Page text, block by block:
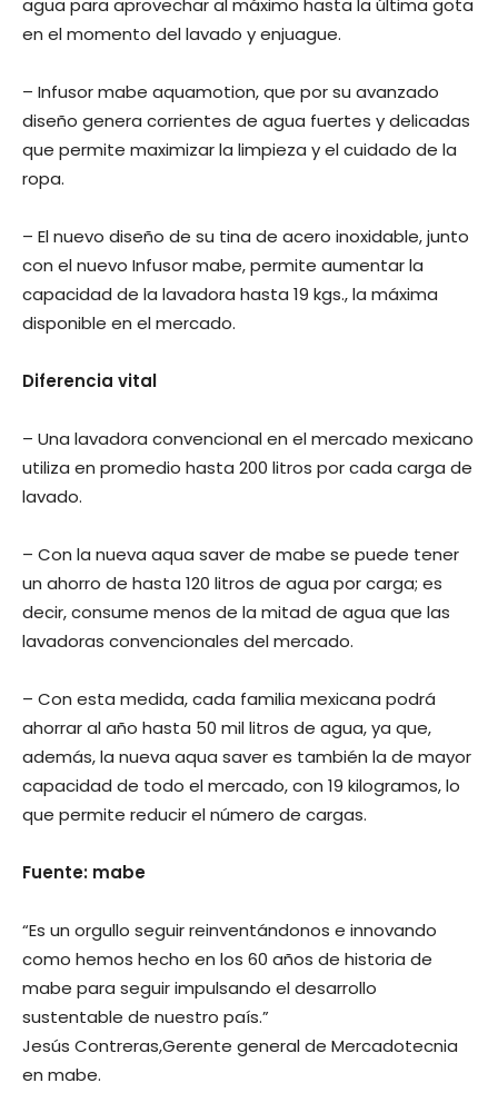
agua para aprovechar al máximo hasta la última gota
en el momento del lavado y enjuague.
– Infusor mabe aquamotion, que por su avanzado
diseño genera corrientes de agua fuertes y delicadas
que permite maximizar la limpieza y el cuidado de la
ropa.
– El nuevo diseño de su tina de acero inoxidable, junto
con el nuevo Infusor mabe, permite aumentar la
capacidad de la lavadora hasta 19 kgs., la máxima
disponible en el mercado.
Diferencia vital
– Una lavadora convencional en el mercado mexicano
utiliza en promedio hasta 200 litros por cada carga de
lavado.
– Con la nueva aqua saver de mabe se puede tener
un ahorro de hasta 120 litros de agua por carga; es
decir, consume menos de la mitad de agua que las
lavadoras convencionales del mercado.
– Con esta medida, cada familia mexicana podrá
ahorrar al año hasta 50 mil litros de agua, ya que,
además, la nueva aqua saver es también la de mayor
capacidad de todo el mercado, con 19 kilogramos, lo
que permite reducir el número de cargas.
Fuente: mabe
“Es un orgullo seguir reinventándonos e innovando
como hemos hecho en los 60 años de historia de
mabe para seguir impulsando el desarrollo
sustentable de nuestro país.”
Jesús Contreras,Gerente general de Mercadotecnia
en mabe.